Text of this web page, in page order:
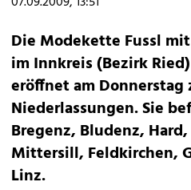
Die Modekette Fussl
im Innkreis (Bezirk
eröffnet am
Niederlassungen. Sie
Bregenz, Bludenz,
Mittersill, Feldkirchen,
Linz.